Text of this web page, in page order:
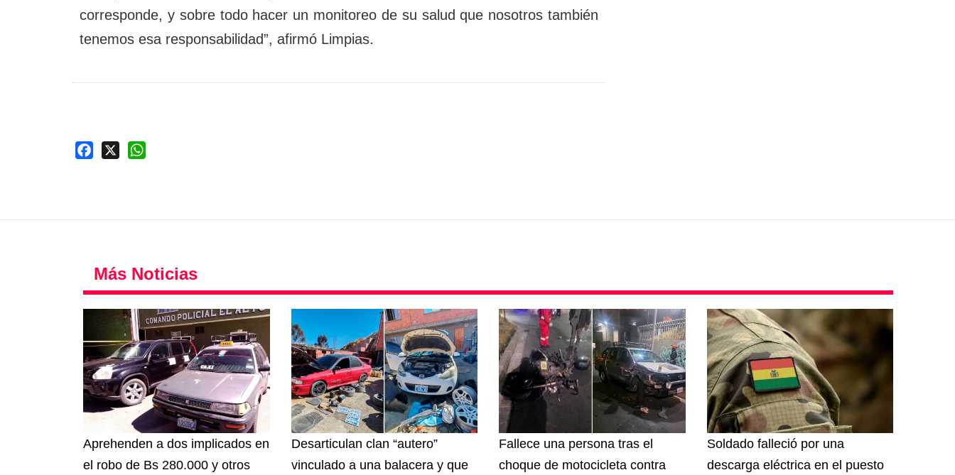
corresponde, y sobre todo hacer un monitoreo de su salud que nosotros también
tenemos esa responsabilidad”, afirmó Limpias.
Facebook
Más Noticias
Aprehenden a dos implicados en
el robo de Bs 280.000 y otros
Desarticulan clan “autero”
vinculado a una balacera y que
Fallece una persona tras el
choque de motocicleta contra
Soldado falleció por una
descarga eléctrica en el puesto